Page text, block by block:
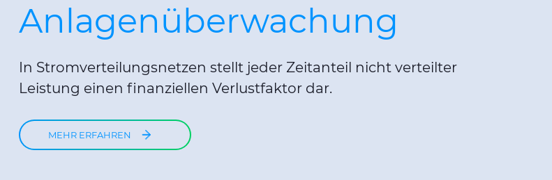
Anlagenüberwachung
In Stromverteilungsnetzen stellt jeder Zeitanteil nicht verteilter
Leistung einen finanziellen Verlustfaktor dar.
MEHR ERFAHREN